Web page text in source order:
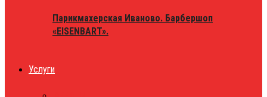
Парикмахерская Иваново. Барбершоп
«EISENBART».
Услуги